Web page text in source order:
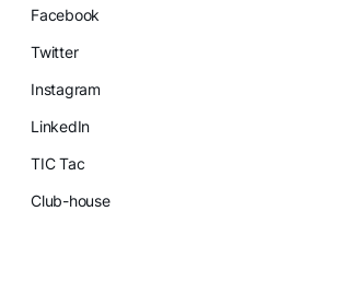
Facebook
Twitter
Instagram
LinkedIn
TIC Tac
Club-house